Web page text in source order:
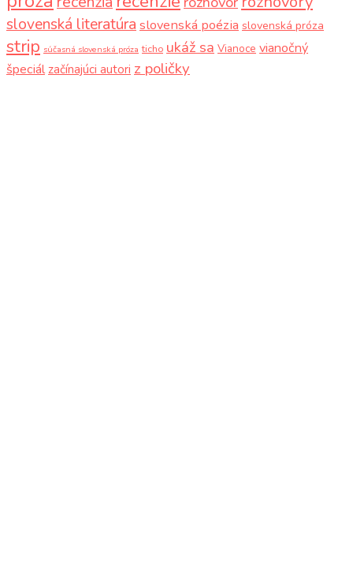
slovenská literatúra slovenská poézia slovenská próza
strip súčasná slovenská próza ticho ukáž sa Vianoce vianočný
špeciál začínajúci autori z poličky